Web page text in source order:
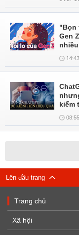
"Bọn
Gen
kiếm
Lên đầu trang
Trang chủ
Xã hội